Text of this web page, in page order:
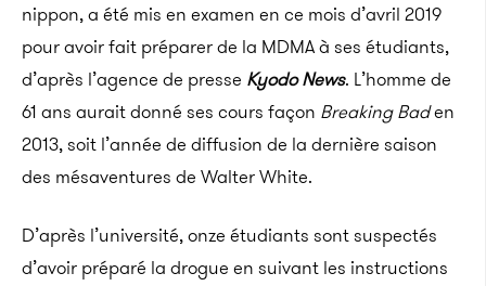
nippon, a été mis en examen en ce mois d’avril 2019
pour avoir fait préparer de la MDMA à ses étudiants,
d’après l’agence de presse Kyodo News. L’homme de
61 ans aurait donné ses cours façon Breaking Baden
2013, soit l’année de diffusion de la dernière saison
des mésaventures de Walter White.
D’après l’université, onze étudiants sont suspectés
d’avoir préparé la drogue en suivant les instructions